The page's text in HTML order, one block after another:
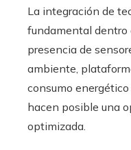
La integración de
fundamental dentro
presencia de
ambiente,
consumo
hacen posible una
optimizada.